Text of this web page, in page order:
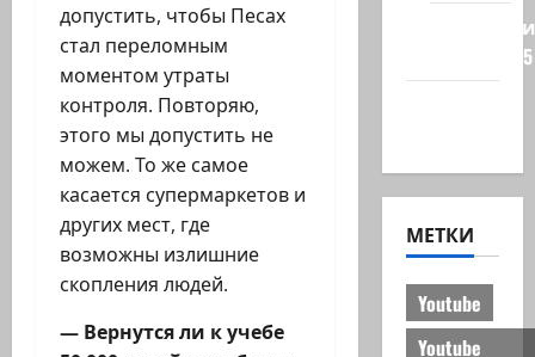
допустить, чтобы Песах
стал переломным
моментом утраты
контроля. Повторяю,
этого мы допустить не
можем. То же самое
касается супермаркетов и
других мест, где
возможны излишние
скопления людей.
— Вернутся ли к учебе
сайта 2025
МЕТКИ
Youtube
Youtube